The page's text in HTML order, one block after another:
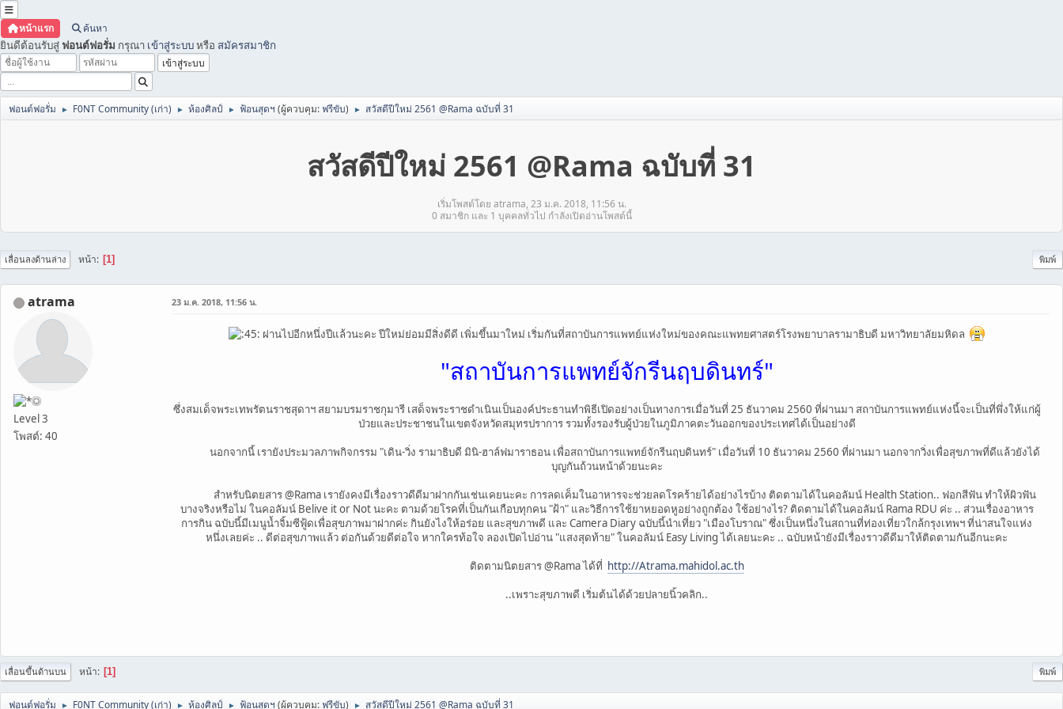
หน้าแรก ค้นหา
ยินดีต้อนรับสู่ ฟอนต์ฟอรั่ม กรุณา เข้าสู่ระบบหรือ สมัครสมาชิก
ฟอนต์ฟอรั่ม ► F0NT Community (เก่า) ► ห้องศิลป์ ► ฟ้อนสุดฯ (ผู้ควบคุม:ฟรีขับ) ► สวัสดีปีใหม่ 2561 @Rama ฉบับที่ 31
สวัสดีปีใหม่ 2561 @Rama ฉบับที่ 31
เริ่มโพสต์โดย atrama, 23 ม.ค. 2018, 11:56 น.
0 สมาชิก และ 1 บุคคลทั่วไป กำลังเปิดอ่านโพสต์นี้
พิมพ์
เลื่อนลงด้านล่าง หน้า 1
atrama
Level 3
โพสต์: 40
23 ม.ค. 2018, 11:56 น.
ผ่านไปอีกหนึ่งปีแล้วนะคะ ปีใหม่ย่อมมีสิ่งดีดี เพิ่มขึ้นมาใหม่ เริ่มกันที่สถาบันการแพทย์แห่งใหม่ของคณะแพทยศาสตร์โรงพยาบาลรามาธิบดี มหาวิทยาลัยมหิดล
"สถาบันการแพทย์จักรีนฤบดินทร์"
ซึ่งสมเด็จพระเทพรัตนราชสุดาฯ สยามบรมราชกุมารี เสด็จพระราชดำเนินเป็นองค์ประธานทำพิธีเปิดอย่างเป็นทางการเมื่อวันที่ 25 ธันวาคม 2560 ที่ผ่านมา สถาบันการแพทย์แห่งนี้จะเป็นที่พึ่งให้แก่ผู้
ป่วยและประชาชนในเขตจังหวัดสมุทรปราการ รวมทั้งรองรับผู้ป่วยในภูมิภาคตะวันออกของประเทศได้เป็นอย่างดี
นอกจากนี้ เรายังประมวลภาพกิจกรรม "เดิน-วิ่ง รามาธิบดี มินิ-ฮาล์ฟมาราธอน เพื่อสถาบันการแพทย์จักรีนฤบดินทร์" เมื่อวันที่ 10 ธันวาคม 2560 ที่ผ่านมา นอกจากวิ่งเพื่อสุขภาพที่ดีแล้วยังได้
บุญกันถ้วนหน้าด้วยนะคะ
สำหรับนิตยสาร @Rama เรายังคงมีเรื่องราวดีดีมาฝากกันเช่นเคยนะคะ การลดเค็มในอาหารจะช่วยลดโรคร้ายได้อย่างไรบ้าง ติดตามได้ในคอลัมน์ Health Station.. ฟอกสีฟัน ทำให้ผิวฟัน
บางจริงหรือไม่ ในคอลัมน์ Belive it or Not นะคะ ตามด้วยโรคที่เป็นกันเกือบทุกคน "ฝ้า" และวิธีการใช้ยาหยอดหูอย่างถูกต้อง ใช้อย่างไร? ติดตามได้ในคอลัมน์ Rama RDU ค่ะ .. ส่วนเรื่องอาหาร
การกิน ฉบับนี้มีเมนูน้ำจิ้มซีฟู้ดเพื่อสุขภาพมาฝากค่ะ กินยังไงให้อร่อย และสุขภาพดี และ Camera Diary ฉบับนี้นำเที่ยว "เมืองโบราณ" ซึ่งเป็นหนึ่งในสถานที่ท่องเที่ยวใกล้กรุงเทพฯ ที่น่าสนใจแห่ง
หนึ่งเลยค่ะ .. ดีต่อสุขภาพแล้ว ต่อกันด้วยดีต่อใจ หากใครท้อใจ ลองเปิดไปอ่าน "แสงสุดท้าย" ในคอลัมน์ Easy Living ได้เลยนะคะ .. ฉบับหน้ายังมีเรื่องราวดีดีมาให้ติดตามกันอีกนะคะ
ติดตามนิตยสาร @Rama ได้ที่ http://Atrama.mahidol.ac.th
..เพราะสุขภาพดี เริ่มต้นได้ด้วยปลายนิ้วคลิก..
พิมพ์
เลื่อนขึ้นด้านบน หน้า 1
ฟอนต์ฟอรั่ม ► F0NT Community (เก่า) ► ห้องศิลป์ ► ฟ้อนสุดฯ (ผู้ควบคุม:ฟรีขับ) ► สวัสดีปีใหม่ 2561 @Rama ฉบับที่ 31